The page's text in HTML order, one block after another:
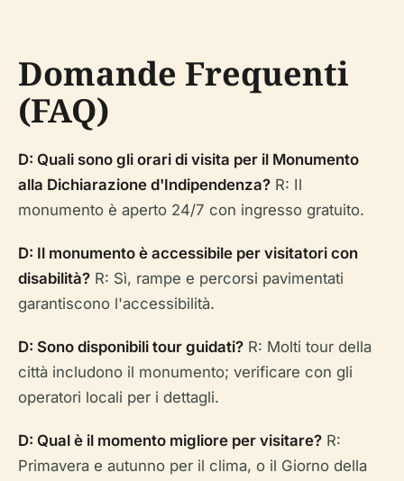
Domande Frequenti
(FAQ)
D: Quali sono gli orari di visita per il Monumento
alla Dichiarazione d'Indipendenza? R: Il
monumento è aperto 24/7 con ingresso gratuito.
D: Il monumento è accessibile per visitatori con
disabilità? R: Sì, rampe e percorsi pavimentati
garantiscono l'accessibilità.
D: Sono disponibili tour guidati? R: Molti tour della
città includono il monumento; verificare con gli
operatori locali per i dettagli.
D: Qual è il momento migliore per visitare? R:
Primavera e autunno per il clima, o il Giorno della